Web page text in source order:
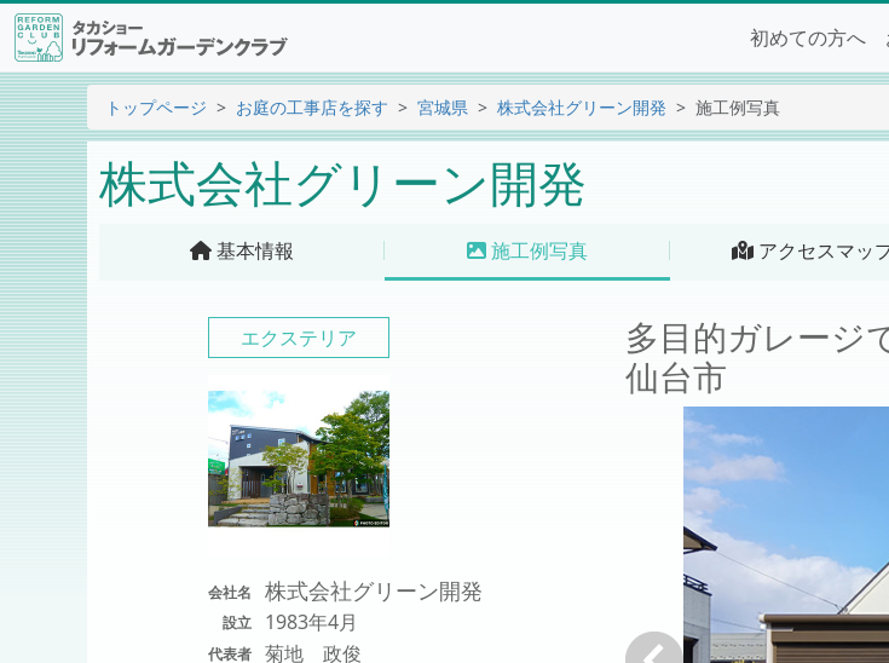
初めての方へ
トップページ お庭の工事店を探す 宮城県 株式会社グリーン開発 施工例写真
株式会社グリーン開発
基本情報 施工例写真 アクセスマッ
エクステリア
会社名 株式会社グリーン開発
設立 1983年4月
代表者 菊地 政俊
多目的ガレージ
仙台市